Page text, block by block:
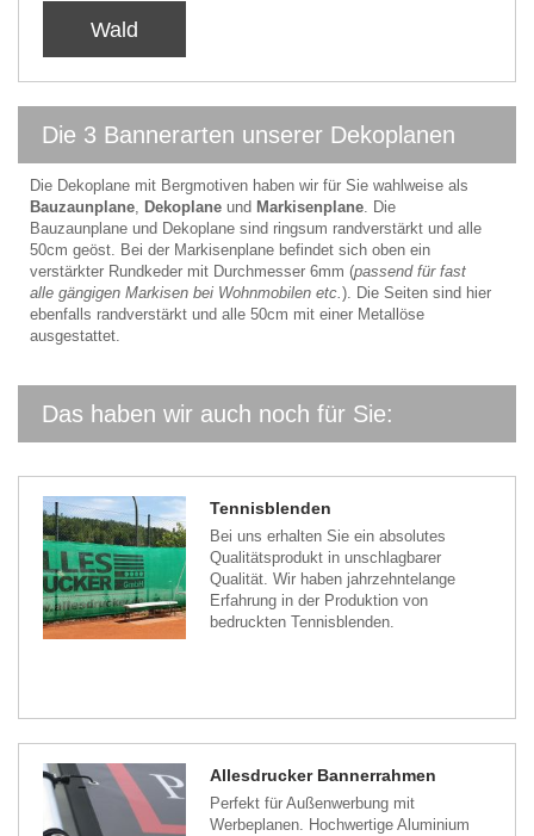
Wald
Die 3 Bannerarten unserer Dekoplanen
Die Dekoplane mit Bergmotiven haben wir für Sie wahlweise als
Bauzaunplane, Dekoplane und Markisenplane. Die
Bauzaunplane und Dekoplane sind ringsum randverstärkt und alle
50cm geöst. Bei der Markisenplane befindet sich oben ein
verstärkter Rundkeder mit Durchmesser 6mm (passend für fast
alle gängigen Markisen bei Wohnmobilen etc.). Die Seiten sind hier
ebenfalls randverstärkt und alle 50cm mit einer Metallöse
ausgestattet.
Das haben wir auch noch für Sie:
Tennisblenden
Bei uns erhalten Sie ein absolutes
Qualitätsprodukt in unschlagbarer
Qualität. Wir haben jahrzehntelange
Erfahrung in der Produktion von
bedruckten Tennisblenden.
Allesdrucker Bannerrahmen
Perfekt für Außenwerbung mit
Werbeplanen. Hochwertige Aluminium